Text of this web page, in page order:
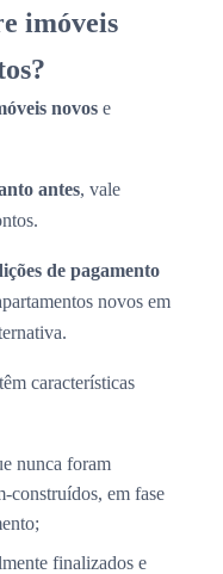
imóveis
novos e
antes, vale
de pagamento
novos em
características
nunca foram
construídos, em fase
finalizados e